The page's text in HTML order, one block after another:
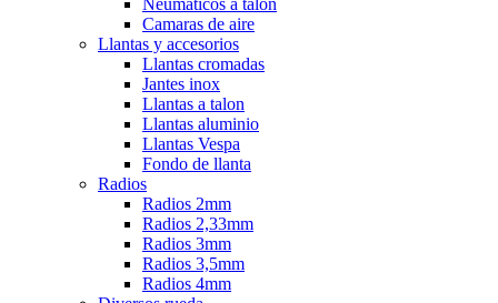
Neumaticos a talon
Camaras de aire
Llantas y accesorios
Llantas cromadas
Jantes inox
Llantas a talon
Llantas aluminio
Llantas Vespa
Fondo de llanta
Radios
Radios 2mm
Radios 2,33mm
Radios 3mm
Radios 3,5mm
Radios 4mm